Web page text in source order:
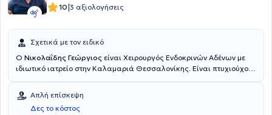
10|3 αξιολογήσεις
Σχετικά με τον ειδικό
Ο Νικολαΐδης Γεώργιος είναι Χειρουργός Ενδοκρινών Αδένων με
ιδιωτικό ιατρείο στην Καλαμαριά Θεσσαλονίκης. Είναι πτυχιούχος
Γαλλίας και απέκτησε το τίτλο της ειδικότητας Γενικής Χειρουργικής
στο Γενικό Νοσοκομείο Θεσσαλονίκης "Παπαγεωργίου".
Εκπαιδεύτηκε στην Ογκολογική Χειρουργική, στην Χειρουργική
Απλή επίσκεψη
Δες το κόστος